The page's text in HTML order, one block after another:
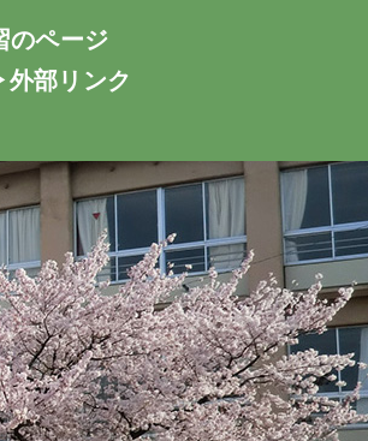
のページ
外部リンク